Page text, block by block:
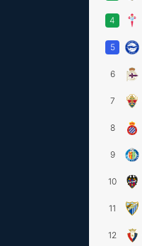
4
5
6
7
8
9
10
11
12